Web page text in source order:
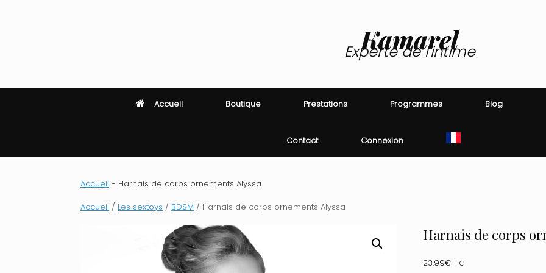
Kamarel
Experte de l'intime
Accueil Boutique Prestations Programmes Blog
Contact Connexion
Accueil - Harnais de corps ornements Alyssa
Accueil / Les sextoys / BDSM / Harnais de corps ornements Alyssa
Harnais de corps
23.99€ TTC